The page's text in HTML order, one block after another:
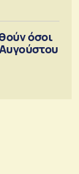
όσοι